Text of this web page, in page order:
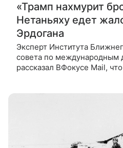
«Трамп нахмурит
Нетаньяху едет
Эрдогана
Эксперт Института
совета по международным
рассказал ВФокусе Mail,